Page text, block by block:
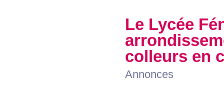
Le Lycée
colleurs en
Annonces